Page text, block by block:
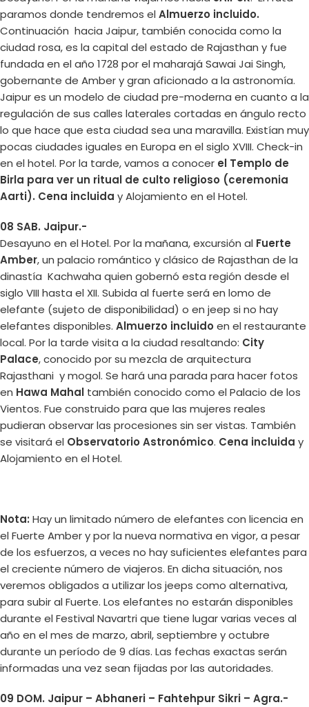
paramos donde tendremos el Almuerzo incluido.
Continuación hacia Jaipur, también conocida como la
ciudad rosa, es la capital del estado de Rajasthan y fue
fundada en el año 1728 por el maharajá Sawai Jai Singh,
gobernante de Amber y gran aficionado a la astronomía.
Jaipur es un modelo de ciudad pre-moderna en cuanto a la
regulación de sus calles laterales cortadas en ángulo recto
lo que hace que esta ciudad sea una maravilla. Existían muy
pocas ciudades iguales en Europa en el siglo XVIII. Check-in
en el hotel. Por la tarde, vamos a conocer el Templo de
Birla para ver un ritual de culto religioso (ceremonia
Aarti). Cena incluida y Alojamiento en el Hotel.
08 SAB. Jaipur.-
Desayuno en el Hotel. Por la mañana, excursión al Fuerte
Amber, un palacio romántico y clásico de Rajasthan de la
dinastía Kachwaha quien gobernó esta región desde el
siglo VIII hasta el XII. Subida al fuerte será en lomo de
elefante (sujeto de disponibilidad) o en jeep si no hay
elefantes disponibles. Almuerzo incluido en el restaurante
local. Por la tarde visita a la ciudad resaltando: City
Palace, conocido por su mezcla de arquitectura
Rajasthani y mogol. Se hará una parada para hacer fotos
en Hawa Mahal también conocido como el Palacio de los
Vientos. Fue construido para que las mujeres reales
pudieran observar las procesiones sin ser vistas. También
se visitará el Observatorio Astronómico. Cena incluida y
Alojamiento en el Hotel.
Nota: Hay un limitado número de elefantes con licencia en
el Fuerte Amber y por la nueva normativa en vigor, a pesar
de los esfuerzos, a veces no hay suficientes elefantes para
el creciente número de viajeros. En dicha situación, nos
veremos obligados a utilizar los jeeps como alternativa,
para subir al Fuerte. Los elefantes no estarán disponibles
durante el Festival Navartri que tiene lugar varias veces al
año en el mes de marzo, abril, septiembre y octubre
durante un período de 9 días. Las fechas exactas serán
informadas una vez sean fijadas por las autoridades.
09 DOM. Jaipur – Abhaneri – Fahtehpur Sikri – Agra.-